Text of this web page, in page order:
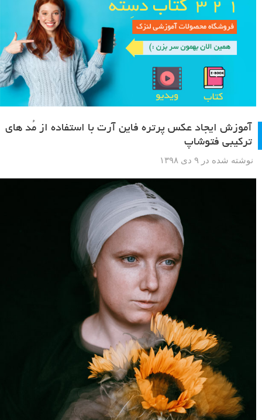
آموزش ایجاد عکس پرتره فاین آرت با استفاده از مُد های
ترکیبی فتوشاپ
نوشته شده در ۹ دی ۱۳۹۸